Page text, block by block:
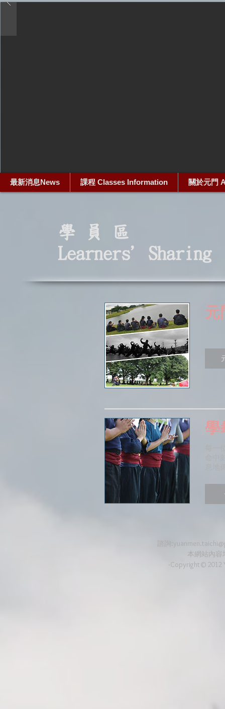
最新消息News 課程 Classes Information 關於元門
學 員 區
Learners' Sharing
元
學
諮詢:
本網站內
‧Copyright© 2012